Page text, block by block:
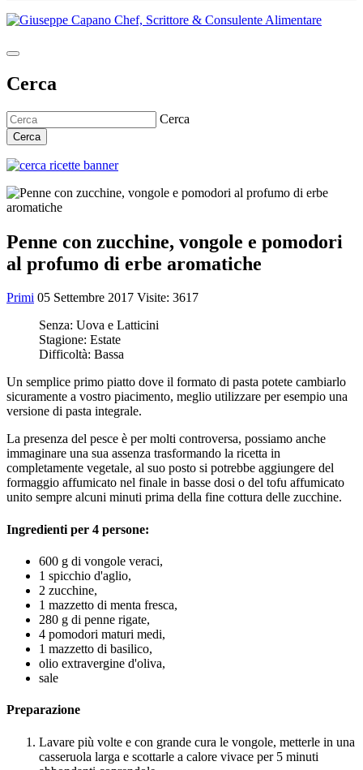
Cerca
Cerca
Cerca
Penne con zucchine, vongole e pomodori
al profumo di erbe aromatiche
Primi 05 Settembre 2017 Visite: 3617
Senza: Uova e Latticini
Stagione: Estate
Difficoltà: Bassa
Un semplice primo piatto dove il formato di pasta potete cambiarlo
sicuramente a vostro piacimento, meglio utilizzare per esempio una
versione di pasta integrale.
La presenza del pesce è per molti controversa, possiamo anche
immaginare una sua assenza trasformando la ricetta in
completamente vegetale, al suo posto si potrebbe aggiungere del
formaggio affumicato nel finale in basse dosi o del tofu affumicato
unito sempre alcuni minuti prima della fine cottura delle zucchine.
Ingredienti per 4 persone:
600 g di vongole veraci,
1 spicchio d'aglio,
2 zucchine,
1 mazzetto di menta fresca,
280 g di penne rigate,
4 pomodori maturi medi,
1 mazzetto di basilico,
olio extravergine d'oliva,
sale
Preparazione
Lavare più volte e con grande cura le vongole, metterle in una
casseruola larga e scottarle a calore vivace per 5 minuti